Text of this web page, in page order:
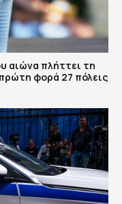
αιώνα πλήττει τη
φορά 27 πόλεις